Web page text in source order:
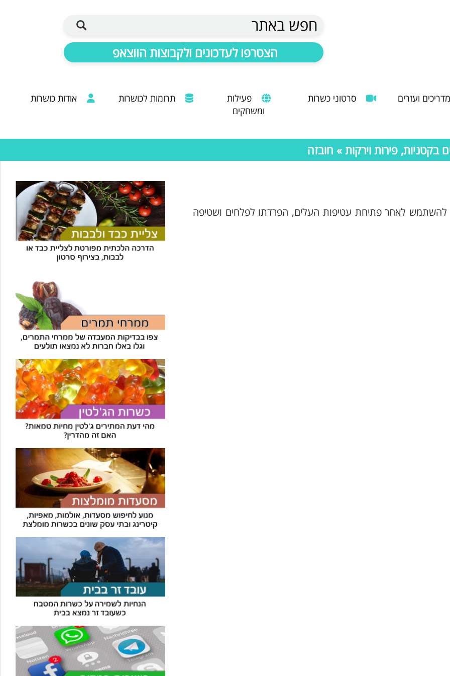
חפש באתר
הצטרפו לעדכונים ולקבוצות הווצאפ
מדריכים ועזרים סרטוני כשרות
פעילות
ומשחקים
תרומות לכושרות אודות כושרות
פירות וירקות » חובזה
להשתמש לאחר פתיחת עטיפות העלים, הפרדתו לפלחים ושטיפה
עוזר הכשרות של כושרות
🪲 בדיקת חרקים
חרקים בפירות, ירקות וקטניות